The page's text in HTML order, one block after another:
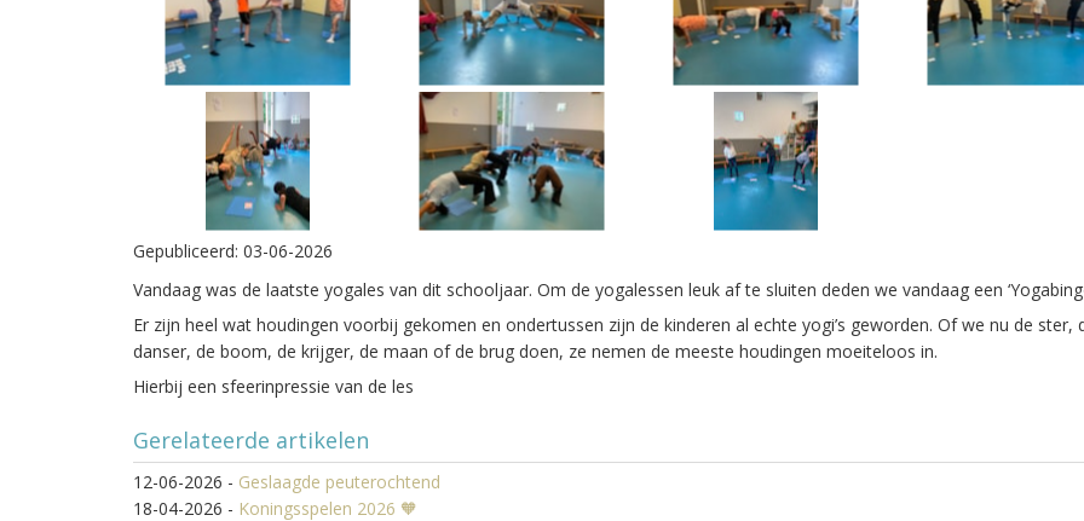
Gepubliceerd: 03-06-2026
Vandaag was de laatste yogales van dit schooljaar. Om de yogalessen leuk af te sluiten deden we vandaag een
Er zijn heel wat houdingen voorbij gekomen en ondertussen zijn de kinderen al echte yogi’s geworden. Of we nu de ster,
danser, de boom, de krijger, de maan of de brug doen, ze nemen de meeste houdingen moeiteloos in.
Hierbij een sfeerinpressie van de les
Gerelateerde artikelen
12-06-2026 - Geslaagde peuterochtend
18-04-2026 - Koningsspelen 2026 🧡